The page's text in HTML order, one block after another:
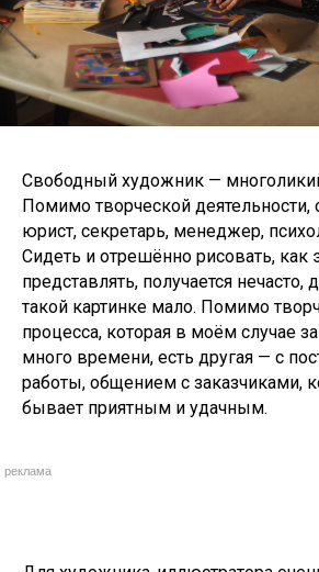
Свободный художник —
Помимо творческой
юрист, секретарь, менеджер,
Сидеть и отрешённо рисовать, как
представлять, получается нечасто,
такой картинке мало. Помимо
процесса, которая в моём случае
много времени, есть другая — с
работы, общением с заказчиками,
бывает приятным и удачным.
реклама